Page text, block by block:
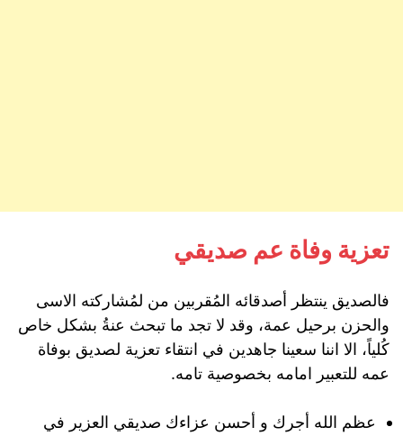
تعزية وفاة عم صديقي
فالصديق ينتظر أصدقائه المُقربين من لمُشاركته الاسى
والحزن برحيل عمة، وقد لا تجد ما تبحث عنةُ بشكل خاص
كُلياً، الا اننا سعينا جاهدين في انتقاء تعزية لصديق بوفاة
عمه للتعبير امامه بخصوصية تامه.
عظم الله أجرك و أحسن عزاءك صديقي العزير في